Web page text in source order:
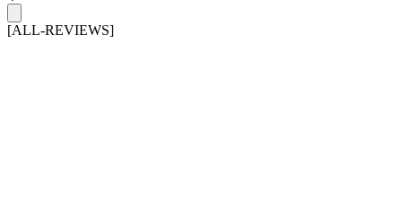
[ALL-REVIEWS]